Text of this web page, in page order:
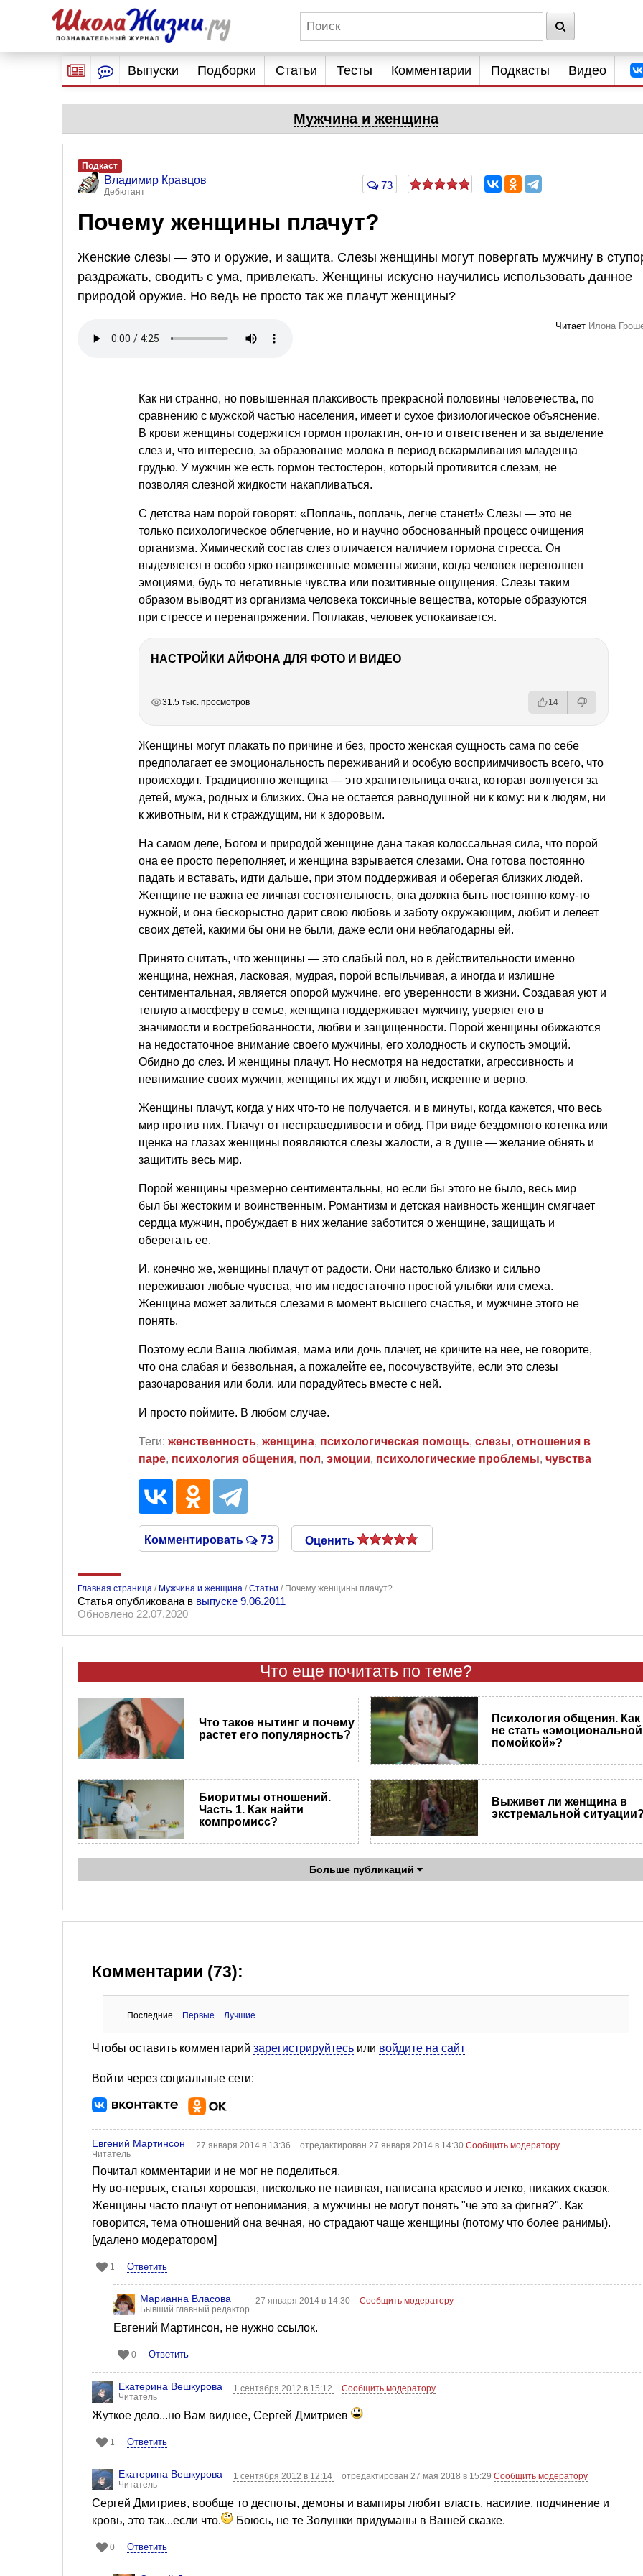
Выпуски Подборки Статьи Тесты Комментарии Подкасты Видео
Мужчина и женщина
Подкаст
Владимир Кравцов
Дебютант
73
Почему женщины плачут?
Женские слезы — это и оружие, и защита. Слезы женщины могут повергать мужчину в
раздражать, сводить с ума, привлекать. Женщины искусно научились использовать данное
природой оружие. Но ведь не просто так же плачут женщины?
Читает Илона
Как ни странно, но повышенная плаксивость прекрасной половины человечества, по
сравнению с мужской частью населения, имеет и сухое физиологическое объяснение.
В крови женщины содержится гормон пролактин, он-то и ответственен и за выделение
слез и, что интересно, за образование молока в период вскармливания младенца
грудью. У мужчин же есть гормон тестостерон, который противится слезам, не
позволяя слезной жидкости накапливаться.
С детства нам порой говорят: «Поплачь, поплачь, легче станет!» Слезы — это не
только психологическое облегчение, но и научно обоснованный процесс очищения
организма. Химический состав слез отличается наличием гормона стресса. Он
выделяется в особо ярко напряженные моменты жизни, когда человек переполнен
эмоциями, будь то негативные чувства или позитивные ощущения. Слезы таким
образом выводят из организма человека токсичные вещества, которые образуются
при стрессе и перенапряжении. Поплакав, человек успокаивается.
НАСТРОЙКИ АЙФОНА ДЛЯ ФОТО И ВИДЕО
31.5 тыс. просмотров 14
Женщины могут плакать по причине и без, просто женская сущность сама по себе
предполагает ее эмоциональность переживаний и особую восприимчивость всего, что
происходит. Традиционно женщина — это хранительница очага, которая волнуется за
детей, мужа, родных и близких. Она не остается равнодушной ни к кому: ни к людям, ни
к животным, ни к страждущим, ни к здоровым.
На самом деле, Богом и природой женщине дана такая колоссальная сила, что порой
она ее просто переполняет, и женщина взрывается слезами. Она готова постоянно
падать и вставать, идти дальше, при этом поддерживая и оберегая близких людей.
Женщине не важна ее личная состоятельность, она должна быть постоянно кому-то
нужной, и она бескорыстно дарит свою любовь и заботу окружающим, любит и лелеет
своих детей, какими бы они не были, даже если они неблагодарны ей.
Принято считать, что женщины — это слабый пол, но в действительности именно
женщина, нежная, ласковая, мудрая, порой вспыльчивая, а иногда и излишне
сентиментальная, является опорой мужчине, его уверенности в жизни. Создавая уют и
теплую атмосферу в семье, женщина поддерживает мужчину, уверяет его в
значимости и востребованности, любви и защищенности. Порой женщины обижаются
на недостаточное внимание своего мужчины, его холодность и скупость эмоций.
Обидно до слез. И женщины плачут. Но несмотря на недостатки, агрессивность и
невнимание своих мужчин, женщины их ждут и любят, искренне и верно.
Женщины плачут, когда у них что-то не получается, и в минуты, когда кажется, что весь
мир против них. Плачут от несправедливости и обид. При виде бездомного котенка или
щенка на глазах женщины появляются слезы жалости, а в душе — желание обнять и
защитить весь мир.
Порой женщины чрезмерно сентиментальны, но если бы этого не было, весь мир
был бы жестоким и воинственным. Романтизм и детская наивность женщин смягчает
сердца мужчин, пробуждает в них желание заботится о женщине, защищать и
оберегать ее.
И, конечно же, женщины плачут от радости. Они настолько близко и сильно
переживают любые чувства, что им недостаточно простой улыбки или смеха.
Женщина может залиться слезами в момент высшего счастья, и мужчине этого не
понять.
Поэтому если Ваша любимая, мама или дочь плачет, не кричите на нее, не говорите,
что она слабая и безвольная, а пожалейте ее, посочувствуйте, если это слезы
разочарования или боли, или порадуйтесь вместе с ней.
И просто поймите. В любом случае.
Теги: женственность, женщина, психологическая помощь, слезы, отношения в
паре, психология общения, пол, эмоции, психологические проблемы, чувства
Комментировать 73 Оценить
Главная страница / Мужчина и женщина /Статьи / Почему женщины плачут?
Статья опубликована в выпуске 9.06.2011
Обновлено 22.07.2020
Что еще почитать по теме?
Что такое нытинг и почему
растет его популярность?
Психология общения. Как
не стать «эмоциональной
помойкой»?
Биоритмы отношений.
Часть 1. Как найти
компромисс?
Выживет ли женщина в
экстремальной
Больше публикаций
Комментарии (73):
Последние Первые Лучшие
Чтобы оставить комментарий зарегистрируйтесь или войдите на сайт
Войти через социальные сети:
Евгений Мартинсон
Читатель
27 января 2014 в 13:36 отредактирован 27 января 2014 в 14:30Сообщить модератору
Почитал комментарии и не мог не поделиться.
Ну во-первых, статья хорошая, нисколько не наивная, написана красиво и легко, никаких сказок.
Женщины часто плачут от непонимания, а мужчины не могут понять "че это за фигня?". Как
говорится, тема отношений она вечная, но страдают чаще женщины (потому что более ранимы).
[удалено модератором]
1 Ответить
Марианна Власова
Бывший главный редактор
27 января 2014 в 14:30 Сообщить модератору
Евгений Мартинсон, не нужно ссылок.
0 Ответить
Екатерина Вешкурова
Читатель
1 сентября 2012 в 15:12 Сообщить модератору
Жуткое дело...но Вам виднее, Сергей Дмитриев
1 Ответить
Екатерина Вешкурова
Читатель
1 сентября 2012 в 12:14 отредактирован 27 мая 2018 в 15:29Сообщить модератору
Сергей Дмитриев, вообще то деспоты, демоны и вампиры любят власть, насилие, подчинение и
кровь, это так...если что.
Боюсь, не те Золушки придуманы в Вашей сказке.
0 Ответить